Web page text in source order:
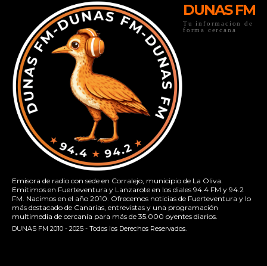
DUNAS FM
Tu informacion de
forma cercana
Emisora de radio con sede en Corralejo, municipio de La Oliva.
Emitimos en Fuerteventura y Lanzarote en los diales 94.4 FM y 94.2
FM. Nacimos en el año 2010. Ofrecemos noticias de Fuerteventura y lo
más destacado de Canarias, entrevistas y una programación
multimedia de cercanía para más de 35.000 oyentes diarios.
DUNAS FM 2010 - 2025 - Todos los Derechos Reservados.